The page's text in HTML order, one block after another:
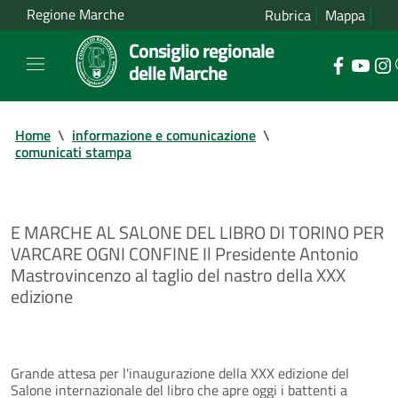
Regione Marche Rubrica Mappa
Consiglio regionale
delle Marche
Home \ informazione e comunicazione \
comunicati stampa
E MARCHE AL SALONE DEL LIBRO DI TORINO PER
VARCARE OGNI CONFINE Il Presidente Antonio
Mastrovincenzo al taglio del nastro della XXX
edizione
Grande attesa per l'inaugurazione della XXX edizione del
Salone internazionale del libro che apre oggi i battenti a